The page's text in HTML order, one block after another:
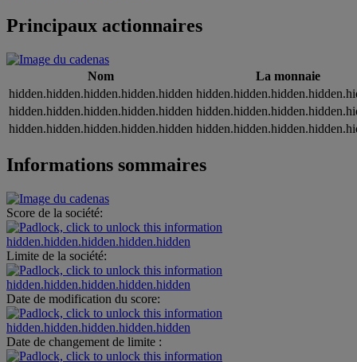
Principaux actionnaires
Nom
La monnaie
hidden.hidden.hidden.hidden.hidden
hidden.hidden.hidden.hidden.hidden
hidden.hidden.hidden.hidden.hidden
Informations sommaires
Score de la société:
hidden.hidden.hidden.hidden.hidden
Limite de la société:
hidden.hidden.hidden.hidden.hidden
Date de modification du score:
hidden.hidden.hidden.hidden.hidden
Date de changement de limite :